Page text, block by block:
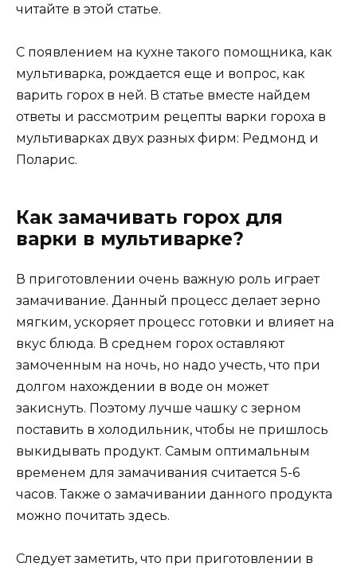
читайте в этой статье.
С появлением на кухне такого помощника, как
мультиварка, рождается еще и вопрос, как
варить горох в ней. В статье вместе найдем
ответы и рассмотрим рецепты варки гороха в
мультиварках двух разных фирм: Редмонд и
Поларис.
Как замачивать горох для
варки в мультиварке?
В приготовлении очень важную роль играет
замачивание. Данный процесс делает зерно
мягким, ускоряет процесс готовки и влияет на
вкус блюда. В среднем горох оставляют
замоченным на ночь, но надо учесть, что при
долгом нахождении в воде он может
закиснуть. Поэтому лучше чашку с зерном
поставить в холодильник, чтобы не пришлось
выкидывать продукт. Самым оптимальным
временем для замачивания считается 5-6
часов. Также о замачивании данного продукта
можно почитать здесь.
Следует заметить, что при приготовлении в